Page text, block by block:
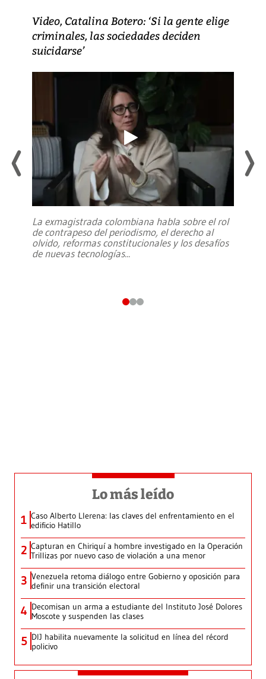
Video, Catalina Botero: ‘Si la gente elige
criminales, las sociedades deciden
suicidarse’
La exmagistrada colombiana habla sobre el rol
de contrapeso del periodismo, el derecho al
olvido, reformas constitucionales y los desafíos
de nuevas tecnologías...
Lo más leído
1 Caso Alberto Llerena: las claves del enfrentamiento en el
edificio Hatillo
2 Capturan en Chiriquí a hombre investigado en la Operación
Trillizas por nuevo caso de violación a una menor
3 Venezuela retoma diálogo entre Gobierno y oposición para
definir una transición electoral
4 Decomisan un arma a estudiante del Instituto José Dolores
Moscote y suspenden las clases
5 DIJ habilita nuevamente la solicitud en línea del récord
policivo